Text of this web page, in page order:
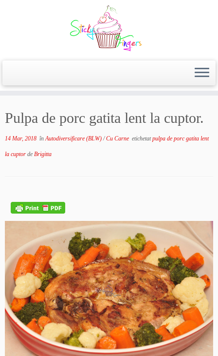
Pulpa de porc gatita lent la cuptor.
14 Mar, 2018 înAutodiversificare (BLW)/Cu Carne etichetatpulpa de porc gatita lent
la cuptor de Brigitta